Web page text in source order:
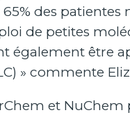
des
de petites
également être
» commente
et